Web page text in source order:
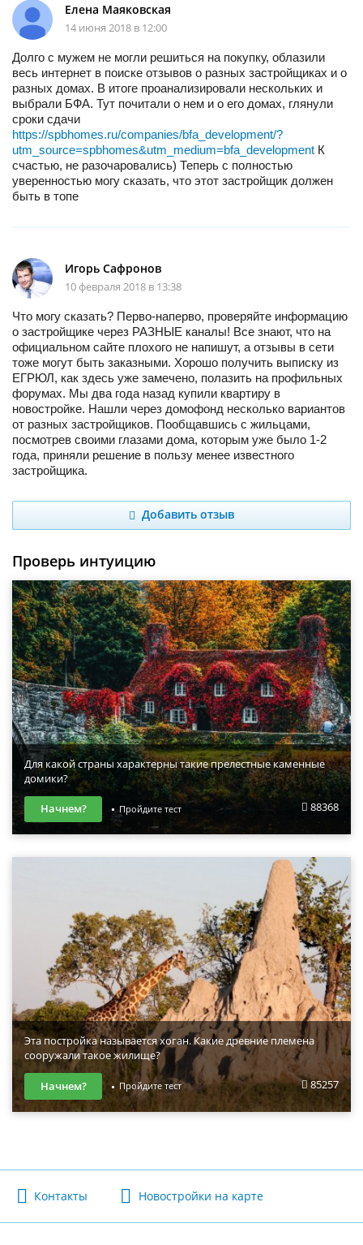
Елена Маяковская
14 июня 2018 в 12:00
Долго с мужем не могли решиться на покупку, облазили
весь интернет в поиске отзывов о разных застройщиках и о
разных домах. В итоге проанализировали нескольких и
выбрали БФА. Тут почитали о нем и о его домах, глянули
сроки сдачи
https://spbhomes.ru/companies/bfa_development/?
utm_source=spbhomes&utm_medium=bfa_development К
счастью, не разочаровались) Теперь с полностью
уверенностью могу сказать, что этот застройщик должен
быть в топе
Игорь Сафронов
10 февраля 2018 в 13:38
Что могу сказать? Перво-наперво, проверяйте информацию
о застройщике через РАЗНЫЕ каналы! Все знают, что на
официальном сайте плохого не напишут, а отзывы в сети
тоже могут быть заказными. Хорошо получить выписку из
ЕГРЮЛ, как здесь уже замечено, полазить на профильных
форумах. Мы два года назад купили квартиру в
новостройке. Нашли через домофонд несколько вариантов
от разных застройщиков. Пообщавшись с жильцами,
посмотрев своими глазами дома, которым уже было 1-2
года, приняли решение в пользу менее известного
застройщика.
Добавить отзыв
Проверь интуицию
Для какой страны характерны такие прелестные каменные
домики?
88368
Начнем? Пройдите тест
Эта постройка называется хоган. Какие древние племена
сооружали такое жилище?
85257
Начнем? Пройдите тест
Контакты Новостройки на карте